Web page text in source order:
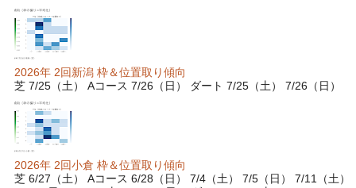
2026年 2回新潟 枠＆位置取り傾向
芝 7/25（土） Aコース 7/26（日） ダート 7/25（土） 7/26（日）
2026年 2回小倉 枠＆位置取り傾向
芝 6/27（土） Aコース 6/28（日） 7/4（土） 7/5（日） 7/11（土）